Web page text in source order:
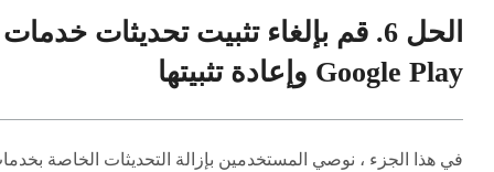
الحل 6. قم بإلغاء تثبيت تحديثات خدمات
Google Play وإعادة تثبيتها
في هذا الجزء ، نوصي المستخدمين بإزالة التحديثات الخاصة